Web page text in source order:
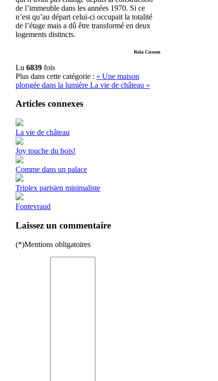
de l’immeuble dans les années 1970. Si ce
n’est qu’au départ celui-ci occupait la totalité
de l’étage mais a dû être transformé en deux
logements distincts.
Rola Cusson
Lu 6839 fois
Plus dans cette catégorie : « Une maison
plongée dans la lumière La vie de château »
Articles connexes
La vie de château
Joy touche du bois!
Comme dans un palace
Triplex parisien minimaliste
Fontevraud
Laissez un commentaire
(*)Mentions obligatoires